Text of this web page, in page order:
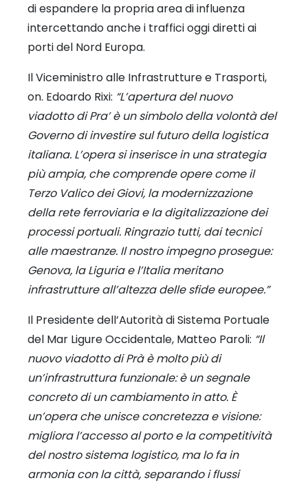
di espandere la propria area di influenza
intercettando anche i traffici oggi diretti ai
porti del Nord Europa.
Il Viceministro alle Infrastrutture e Trasporti,
on. Edoardo Rixi: “L’apertura del nuovo
viadotto di Pra’ è un simbolo della volontà del
Governo di investire sul futuro della logistica
italiana. L’opera si inserisce in una strategia
più ampia, che comprende opere come il
Terzo Valico dei Giovi, la modernizzazione
della rete ferroviaria e la digitalizzazione dei
processi portuali. Ringrazio tutti, dai tecnici
alle maestranze. Il nostro impegno prosegue:
Genova, la Liguria e l’Italia meritano
infrastrutture all’altezza delle sfide europee.”
Il Presidente dell’Autorità di Sistema Portuale
del Mar Ligure Occidentale, Matteo Paroli: “Il
nuovo viadotto di Prà è molto più di
un’infrastruttura funzionale: è un segnale
concreto di un cambiamento in atto. È
un’opera che unisce concretezza e visione:
migliora l’accesso al porto e la competitività
del nostro sistema logistico, ma lo fa in
armonia con la città, separando i flussi